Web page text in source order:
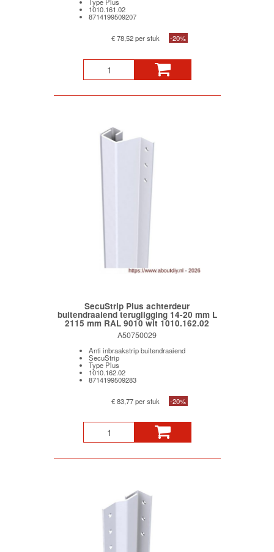
Type Plus
1010.161.02
8714199509207
€ 78,52 per stuk -20%
SecuStrip Plus achterdeur
buitendraaiend terugligging 14-20 mm L
2115 mm RAL 9010 wit 1010.162.02
A50750029
Anti inbraakstrip buitendraaiend
SecuStrip
Type Plus
1010.162.02
8714199509283
€ 83,77 per stuk -20%